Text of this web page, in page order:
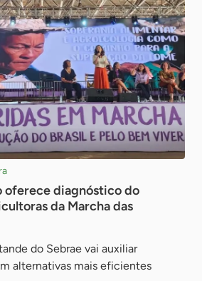
oferece diagnóstico do
da Marcha das
do Sebrae vai auxiliar
alternativas mais eficientes